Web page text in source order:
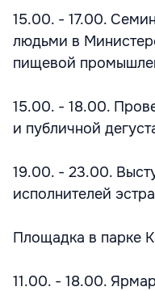
15.00. - 17.00.
людьми в
пищевой
15.00. - 18.00.
и публичной
19.00. - 23.00.
исполнителей
Площадка в парке
11.00. - 18.00.